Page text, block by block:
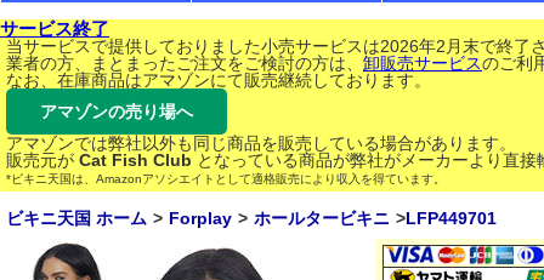
サービス終了
当サービスで提供しておりました小売サービスは2026年2月末で終了
業者の方、まとまったご注文をご検討の方は、 卸販売サービスのご利
なお、在庫商品はアマゾンにて販売継続しております。
アマゾンの売り場へ
アマゾンでは弊社以外も同じ商品を販売している場合があります。
販売元が Cat Fish Club となっている商品が弊社がメーカーより直
*ビキニ天国は、Amazonアソシエイトとして適格販売により収入を得ています。
ビキニ天国 ホーム Forplay ホールタービキニ LFP449701